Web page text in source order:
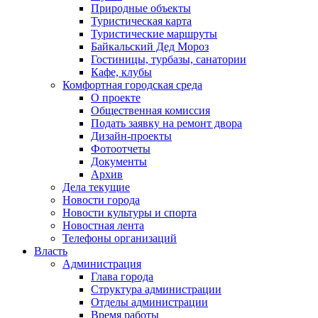
Природные объекты
Туристическая карта
Туристические маршруты
Байкальский Дед Мороз
Гостиницы, турбазы, санатории
Кафе, клубы
Комфортная городская среда
О проекте
Общественная комиссия
Подать заявку на ремонт двора
Дизайн-проекты
Фотоотчеты
Документы
Архив
Дела текущие
Новости города
Новости культуры и спорта
Новостная лента
Телефоны организаций
Власть
Администрация
Глава города
Структура администрации
Отделы администрации
Время работы